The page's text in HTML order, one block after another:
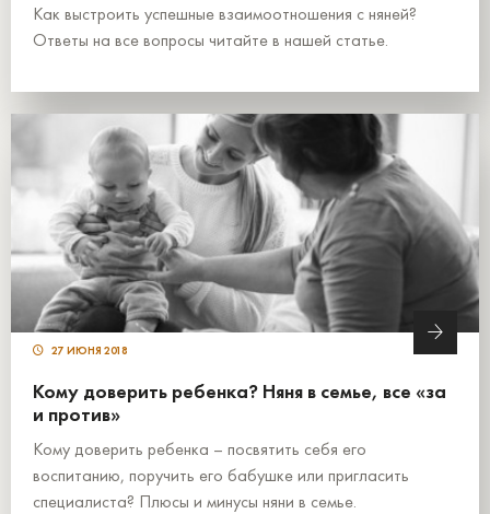
Как выстроить успешные взаимоотношения с няней?
Ответы на все вопросы читайте в нашей статье.
27 ИЮНЯ 2018
Кому доверить ребенка? Няня в семье, все «за
и против»
Кому доверить ребенка – посвятить себя его
воспитанию, поручить его бабушке или пригласить
специалиста? Плюсы и минусы няни в семье.